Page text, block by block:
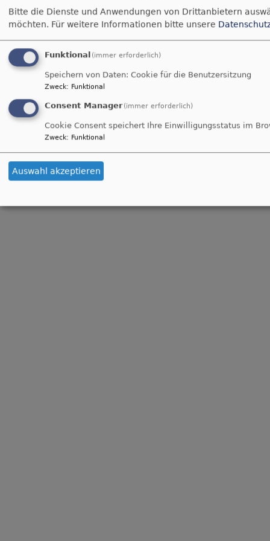
Hauptnavigation
Startseite
Wir
Lebendige Gemeinde
Lebensbegleitung
Gottesdienste
Rückschau
Impressum
Kontakt
Datenschutzerklärung
Benutzermenü
Anmelden
Bitte die Dienste und Anwendungen von Drittanbietern
möchten. Für weitere Informationen bitte unsere
Funktional (immer erforderlich)
Speichern von Daten: Cookie für die Benutzersitzung
Zweck: Funktional
Consent Manager (immer erforderlich)
Cookie Consent speichert Ihre Einwilligungsstatus im
Zweck: Funktional
Auswahl akzeptieren